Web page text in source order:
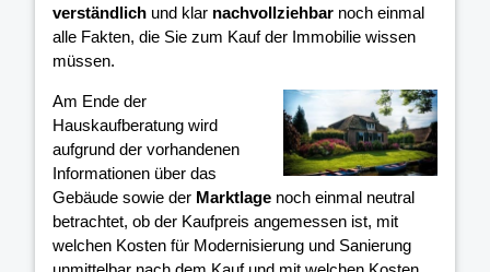
verständlich und klar nachvollziehbar noch einmal
alle Fakten, die Sie zum Kauf der Immobilie wissen
müssen.
Am Ende der
Hauskaufberatung wird
aufgrund der vorhandenen
Informationen über das
Gebäude sowie der Marktlage noch einmal neutral
betrachtet, ob der Kaufpreis angemessen ist, mit
welchen Kosten für Modernisierung und Sanierung